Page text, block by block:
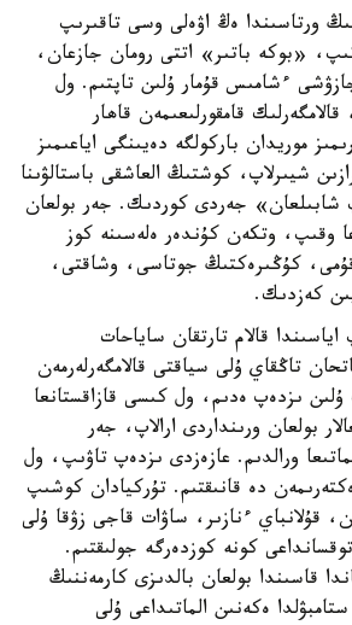
ورتاسىندا ەڭ اۋەلى وسى تاقىرىپ
«بوكە باتىر» اتتى رومان جازعان،
ءشامىس قۇمار ۇلىن تاپتىم. ول
قامقورلىعىمەن قاھار
موريدان باركولگە دەيىنگى اياعىمىز
شيىرلاپ، كوشتىڭ العاشقى باستالۋىنا
شابىلعان» جەردى كوردىك. جەر بولعان
وقىپ، وتكەن كۇندەر ەلەسىنە كوز
كۇڭىرەكتىڭ جوتاسى، وشاقتى،
كەزدىك.
قالام تارتقان ساياحات
تاڭقاي ۇلى سياقتى قالامگەرلەرمەن
ۇلىن ىزدەپ ەدىم، ول كىسى قازاقستانعا
بولعان ورىنداردى ارالاپ، جەر
ورالدىم. عازەزدى ىزدەپ تاۋىپ، ول
دە قانىقتىم. تۇركيادان كوشىپ
قۇلانباي ءنازىر، ساۋات قاجى زۋقا ۇلى
كونە كوزدەرگە جولىقتىم.
قاسىندا بولعان بالدىزى كارمەننىڭ
ەكەنىن الماتىداعى ۇلى